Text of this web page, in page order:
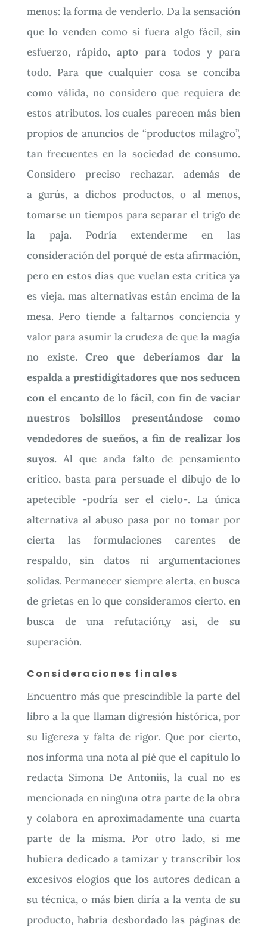
menos: la forma de venderlo. Da la sensación
que lo venden como si fuera algo fácil, sin
esfuerzo, rápido, apto para todos y para
todo. Para que cualquier cosa se conciba
como válida, no considero que requiera de
estos atributos, los cuales parecen más bien
propios de anuncios de “productos milagro”,
tan frecuentes en la sociedad de consumo.
Considero preciso rechazar, además de
a gurús, a dichos productos, o al menos,
tomarse un tiempos para separar el trigo de
la paja. Podría extenderme en las
consideración del porqué de esta afirmación,
pero en estos días que vuelan esta crítica ya
es vieja, mas alternativas están encima de la
mesa. Pero tiende a faltarnos conciencia y
valor para asumir la crudeza de que la magia
no existe.Creo que deberíamos dar la
espalda a prestidigitadores que nos seducen
con el encanto de lo fácil, con fin de vaciar
nuestros bolsillos presentándose como
vendedores de sueños, a fin de realizar los
suyos. Al que anda falto de pensamiento
crítico, basta para persuade el dibujo de lo
apetecible -podría ser el cielo-. La única
alternativa al abuso pasa por no tomar por
cierta las formulaciones carentes de
respaldo, sin datos ni argumentaciones
solidas. Permanecer siempre alerta, en busca
de grietas en lo que consideramos cierto, en
busca de una refutación,y así, de su
superación.
Consideraciones finales
Encuentro más que prescindible la parte del
libro a la que llaman digresión histórica, por
su ligereza y falta de rigor. Que por cierto,
nos informa una nota al pié que el capítulo lo
redacta Simona De Antoniis, la cual no es
mencionada en ninguna otra parte de la obra
y colabora en aproximadamente una cuarta
parte de la misma. Por otro lado, si me
hubiera dedicado a tamizar y transcribir los
excesivos elogios que los autores dedican a
su técnica, o más bien diría a la venta de su
producto, habría desbordado las páginas de